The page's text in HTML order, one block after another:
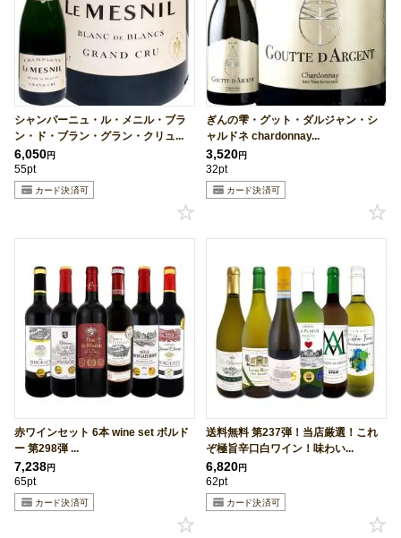
シャンパーニュ・ル・メニル・ブラ
ン・ド・ブラン・グラン・クリュ...
6,050円
55pt
ぎんの雫・グット・ダルジャン・シ
ャルドネ chardonnay...
3,520円
32pt
赤ワインセット 6本 wine set ボルド
ー 第298弾 ...
7,238円
65pt
送料無料 第237弾！当店厳選！これ
ぞ極旨辛口白ワイン！味わい...
6,820円
62pt